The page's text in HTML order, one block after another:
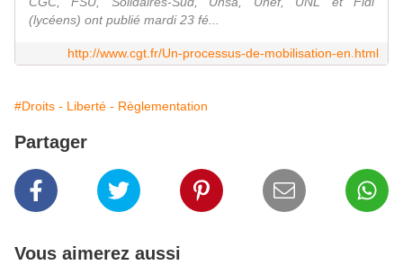
(lycéens) ont publié mardi 23 fé...
http://www.cgt.fr/Un-processus-de-mobilisation-en.html
#Droits - Liberté - Règlementation
Partager
Vous aimerez aussi